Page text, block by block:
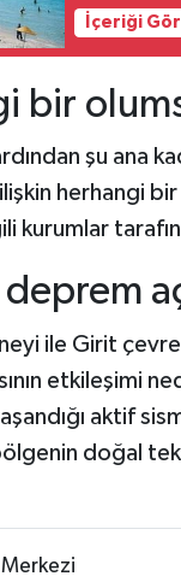
İçeriği
bir
şu ana
herhangi
kurumlar
ile Girit
etkileşimi
aktif
doğal